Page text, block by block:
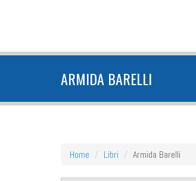
ARMIDA BARELLI
Home Libri Armida Barelli